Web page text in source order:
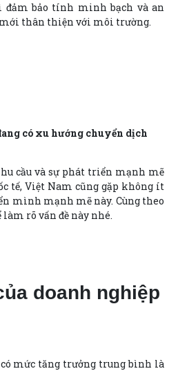
đảm bảo tính minh bạch và an
thân thiện với môi trường.
có xu hướng chuyển dịch
cầu và sự phát triển mạnh mẽ
tế, Việt Nam cũng gặp không ít
mình mạnh mẽ này. Cùng theo
rõ vấn đề này nhé.
doanh nghiệp
mức tăng trưởng trung bình là